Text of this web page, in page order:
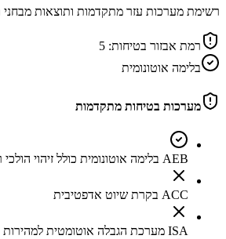
רשימת מערכות עזר מתקדמות ותוצאות מבחני
רמת אבזור בטיחות: 5
בלימה אוטונומית
מערכות בטיחות מתקדמות
AEB בלימה אוטונומית כולל זיהוי הולכי רגל ואופניים
ACC בקרת שיוט אדפטיבית
ISA מערכת הגבלה אוטומטית למהירות הרכב